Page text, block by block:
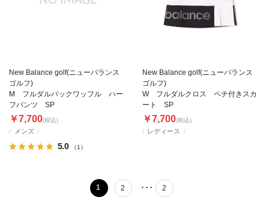
メンズ
5.0 （1）
New Balance golf(ニューバランス
ゴルフ)
M フルダルバックワッフル ハー
フパンツ SP
￥7,700(税込)
レディース
New Balance golf(ニューバランス
ゴルフ)
W フルダルクロス ペチ付きスカ
ート SP
￥7,700(税込)
1 2 ･･･ 2